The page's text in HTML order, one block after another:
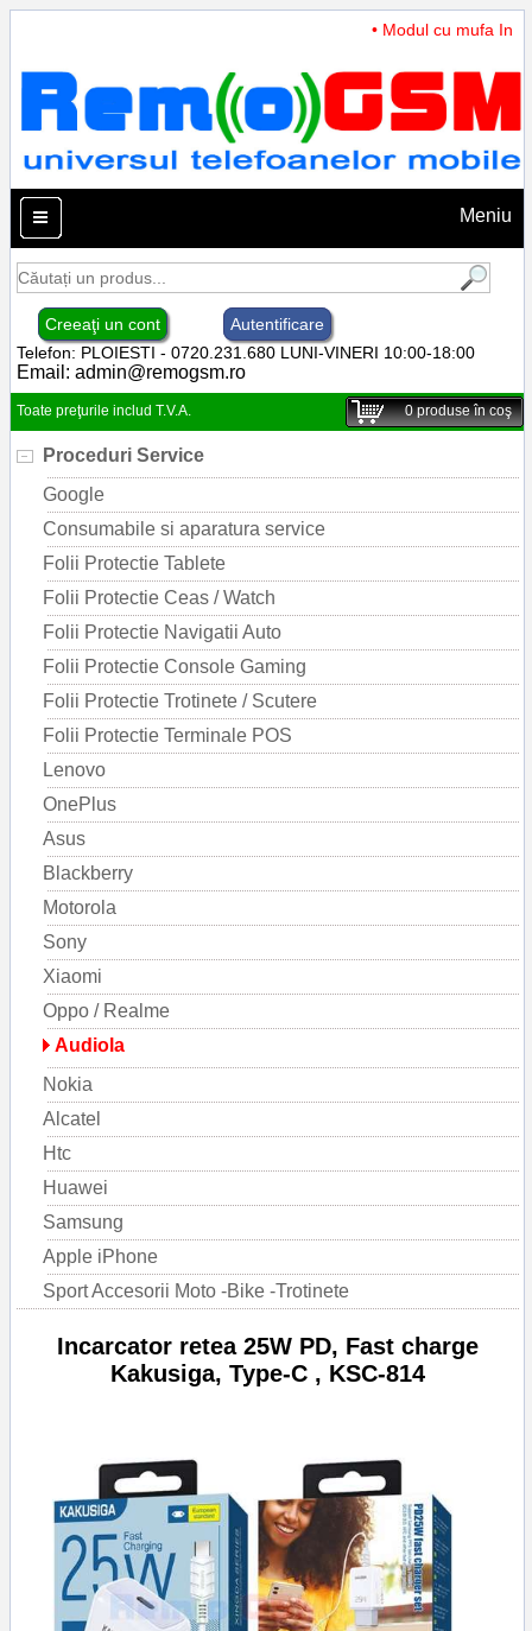
• Modul cu mufa
Meniu
Creeaţi un cont
Autentificare
Telefon: PLOIESTI - 0720.231.680 LUNI-VINERI 10:00-18:00
Email: admin@remogsm.ro
Toate preţurile includ T.V.A. 0produse în coş
Proceduri Service
Google
Consumabile si aparatura service
Folii Protectie Tablete
Folii Protectie Ceas / Watch
Folii Protectie Navigatii Auto
Folii Protectie Console Gaming
Folii Protectie Trotinete / Scutere
Folii Protectie Terminale POS
Lenovo
OnePlus
Asus
Blackberry
Motorola
Sony
Xiaomi
Oppo / Realme
Audiola
Nokia
Alcatel
Htc
Huawei
Samsung
Apple iPhone
Sport Accesorii Moto -Bike -Trotinete
Incarcator retea 25W PD, Fast charge
Kakusiga, Type-C , KSC-814